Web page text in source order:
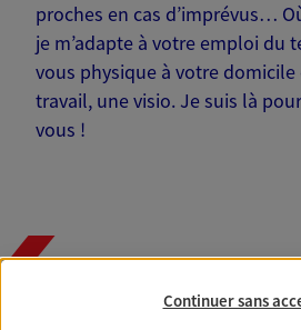
proches en cas d’imprévus…
je m’adapte à votre emploi du
vous physique à votre
travail, une visio. Je suis là
vous !
Continuer sans